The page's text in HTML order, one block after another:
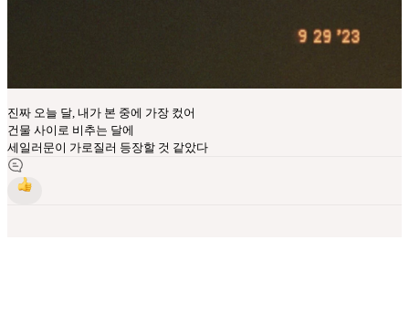
진짜 오늘 달, 내가 본 중에 가장 컸어
건물 사이로 비추는 달에
세일러문이 가로질러 등장할 것 같았다